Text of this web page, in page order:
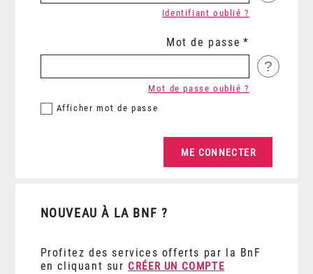
Identifiant oublié ?
Mot de passe
?
Afficher mot de passe
Mot de passe oublié ?
NOUVEAU À LA BNF ?
Profitez des services offerts par la BnF
en cliquant sur CRÉER UN COMPTE